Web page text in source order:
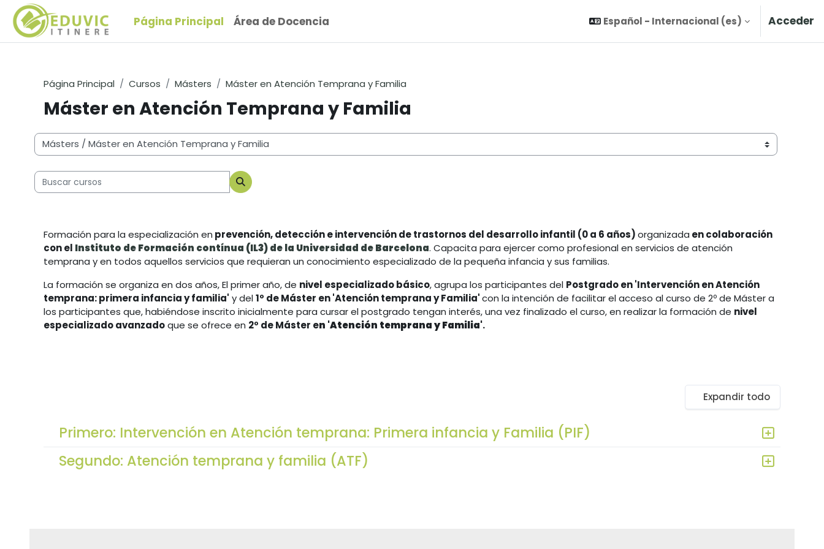
Salta al contenido principal
Página Principal Área de Docencia Español - Internacional ‎(es)‎ Acceder
Página Principal Cursos Másters Máster en Atención Temprana y Familia
Máster en Atención Temprana y Familia
Categorías
Buscar cursos
Buscar cursos
Formación para la especialización en prevención, detección e intervención de trastornos del desarrollo infantil (0 a 6 años)organizada en colaboración
con el Instituto de Formación contínua (IL3) de la Universidad de Barcelona. Capacita para ejercer como profesional en servicios de atención
temprana y en todos aquellos servicios que requieran un conocimiento especializado de la pequeña infancia y sus familias.
La formación se organiza en dos años, El primer año, de nivel especializado básico, agrupa los participantes del Postgrado en 'Intervención en Atención
temprana: primera infancia y familia' y del1º de Máster en 'Atención temprana y Familia'con la intención de facilitar el acceso al curso de 2º de Máster a
los participantes que, habiéndose inscrito inicialmente para cursar el postgrado tengan interés, una vez finalizado el curso, en realizar la formación de nivel
especializado avanzadoque se ofrece en 2º de Máster en 'Atención temprana y Familia'.
Expandir todo
Primero: Intervención en Atención temprana: Primera infancia y Familia (PIF)
Segundo: Atención temprana y familia (ATF)